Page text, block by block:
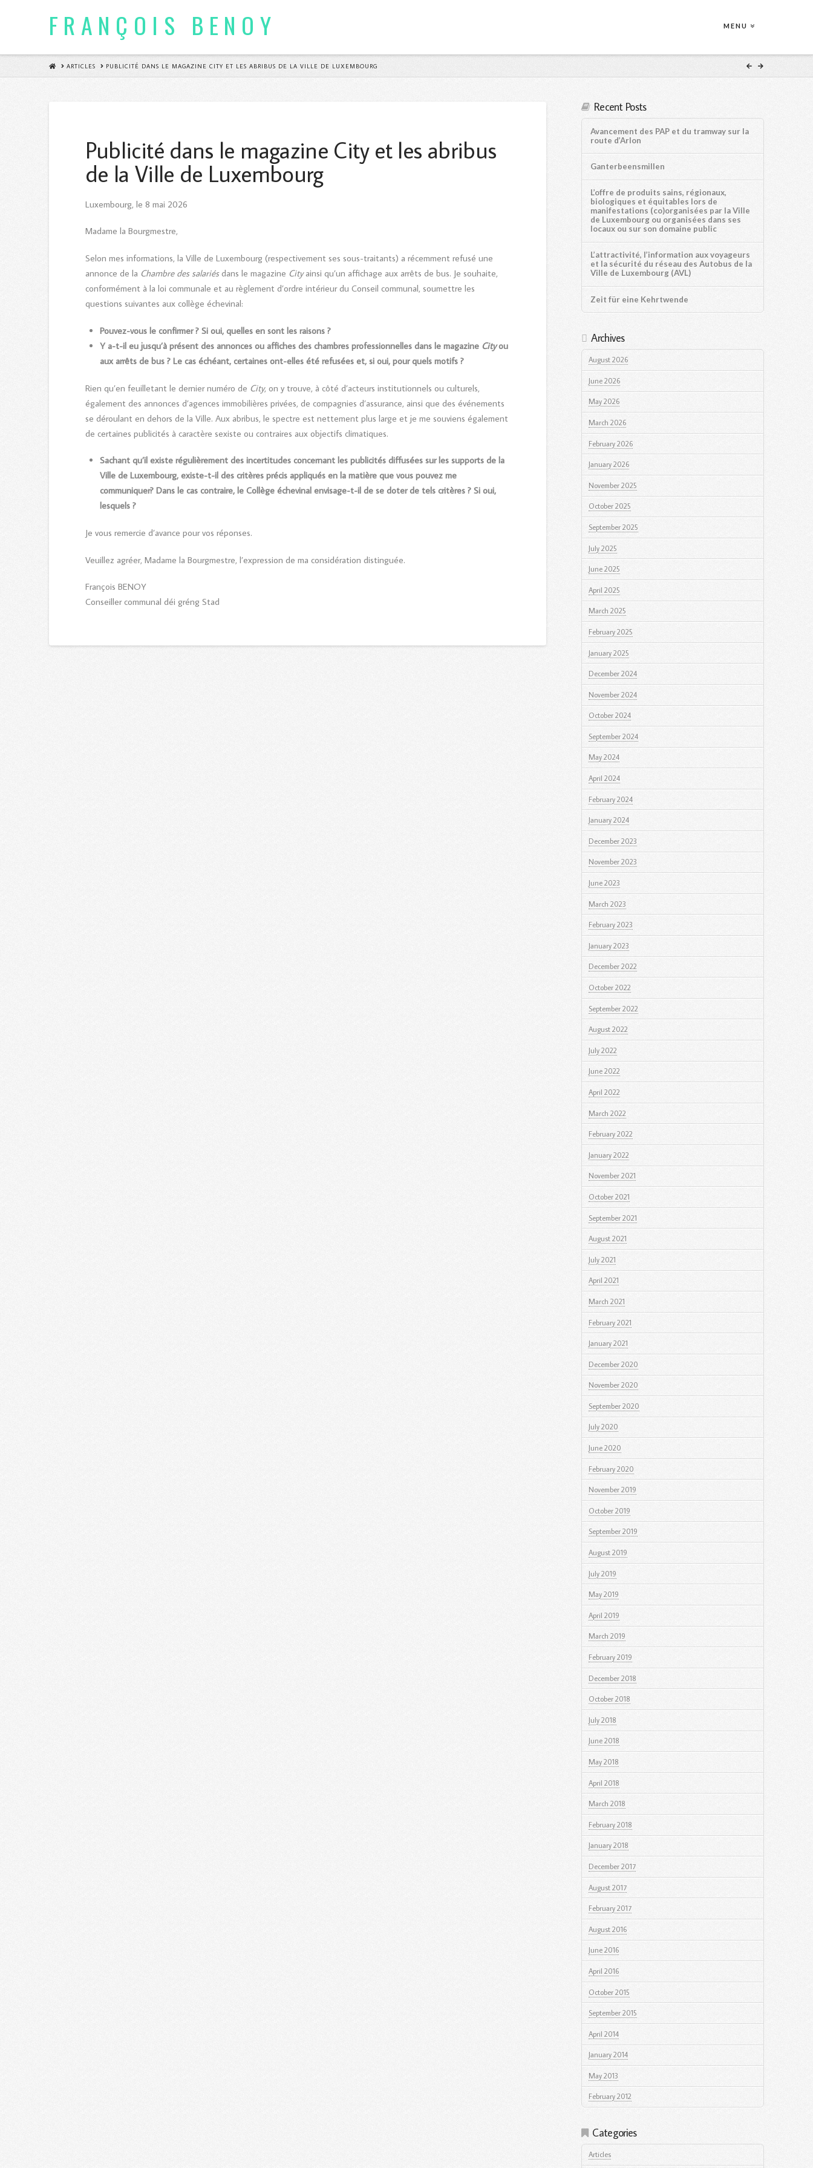
FRANÇOIS BENOY MENU
HOMEARTICLES PUBLICITÉ DANS LE MAGAZINE CITY ET LES ABRIBUS DE LA VILLE DE LUXEMBOURG
Publicité dans le magazine City et les abribus
de la Ville de Luxembourg
Luxembourg, le 8 mai 2026
Madame la Bourgmestre,
Selon mes informations, la Ville de Luxembourg (respectivement ses sous-traitants) a récemment refusé une
annonce de la Chambre des salariésdans le magazine Cityainsi qu’un affichage aux arrêts de bus. Je souhaite,
conformément à la loi communale et au règlement d’ordre intérieur du Conseil communal, soumettre les
questions suivantes aux collège échevinal:
Pouvez-vous le confirmer ? Si oui, quelles en sont les raisons ?
Y a-t-il eu jusqu’à présent des annonces ou affiches des chambres professionnelles dans le magazine Cityou
aux arrêts de bus ? Le cas échéant, certaines ont-elles été refusées et, si oui, pour quels motifs ?
Rien qu’en feuilletant le dernier numéro de City, on y trouve, à côté d’acteurs institutionnels ou culturels,
également des annonces d’agences immobilières privées, de compagnies d’assurance, ainsi que des événements
se déroulant en dehors de la Ville. Aux abribus, le spectre est nettement plus large et je me souviens également
de certaines publicités à caractère sexiste ou contraires aux objectifs climatiques.
Sachant qu’il existe régulièrement des incertitudes concernant les publicités diffusées sur les supports de la
Ville de Luxembourg, existe-t-il des critères précis appliqués en la matière que vous pouvez me
communiquer? Dans le cas contraire, le Collège échevinal envisage-t-il de se doter de tels critères ? Si oui,
lesquels ?
Je vous remercie d’avance pour vos réponses.
Veuillez agréer, Madame la Bourgmestre, l’expression de ma considération distinguée.
François BENOY
Conseiller communal déi gréng Stad
Recent Posts
Avancement des PAP et du tramway sur la
route d’Arlon
Ganterbeensmillen
L’offre de produits sains, régionaux,
biologiques et équitables lors de
manifestations (co)organisées par la Ville
de Luxembourg ou organisées dans ses
locaux ou sur son domaine public
L’attractivité, l’information aux voyageurs
et la sécurité du réseau des Autobus de la
Ville de Luxembourg (AVL)
Zeit für eine Kehrtwende
Archives
August 2026
June 2026
May 2026
March 2026
February 2026
January 2026
November 2025
October 2025
September 2025
July 2025
June 2025
April 2025
March 2025
February 2025
January 2025
December 2024
November 2024
October 2024
September 2024
May 2024
April 2024
February 2024
January 2024
December 2023
November 2023
June 2023
March 2023
February 2023
January 2023
December 2022
October 2022
September 2022
August 2022
July 2022
June 2022
April 2022
March 2022
February 2022
January 2022
November 2021
October 2021
September 2021
August 2021
July 2021
April 2021
March 2021
February 2021
January 2021
December 2020
November 2020
September 2020
July 2020
June 2020
February 2020
November 2019
October 2019
September 2019
August 2019
July 2019
May 2019
April 2019
March 2019
February 2019
December 2018
October 2018
July 2018
June 2018
May 2018
April 2018
March 2018
February 2018
January 2018
December 2017
August 2017
February 2017
August 2016
June 2016
April 2016
October 2015
September 2015
April 2014
January 2014
May 2013
February 2012
Categories
Articles